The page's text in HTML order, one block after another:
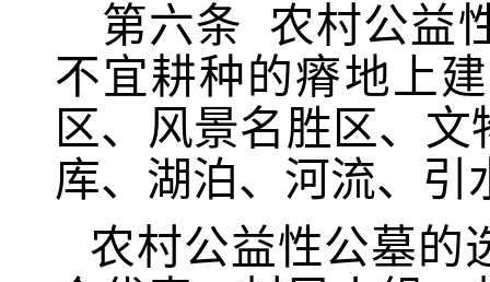
第六条
农村公益
不宜耕种的瘠地上
区、风景名胜区、
库、湖泊、河流、引
农村公益性公墓的